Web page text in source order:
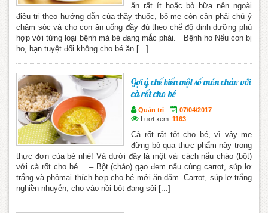
ăn rất ít hoặc bỏ bữa nên ngoài
điều trị theo hướng dẫn của thầy thuốc, bố mẹ còn cần phải chú ý
chăm sóc và cho con ăn uống đầy đủ theo chế độ dinh dưỡng phù
hợp với từng loại bệnh mà bé đang mắc phải. Bệnh ho Nếu con bị
ho, bạn tuyệt đối không cho bé ăn [...]
Gợi ý chế biến một số món cháo với
cà rốt cho bé
Quản trị
07/04/2017
Lượt xem: 1163
Cà rốt rất tốt cho bé, vì vậy mẹ
đừng bỏ qua thực phẩm này trong
thực đơn của bé nhé! Và dưới đây là một vài cách nấu cháo (bột)
với cà rốt cho bé. – Bột (cháo) gạo đem nấu cùng carrot, súp lơ
trắng và phômai thích hợp cho bé mới ăn dặm. Carrot, súp lơ trắng
nghiền nhuyễn, cho vào nồi bột đang sôi [...]